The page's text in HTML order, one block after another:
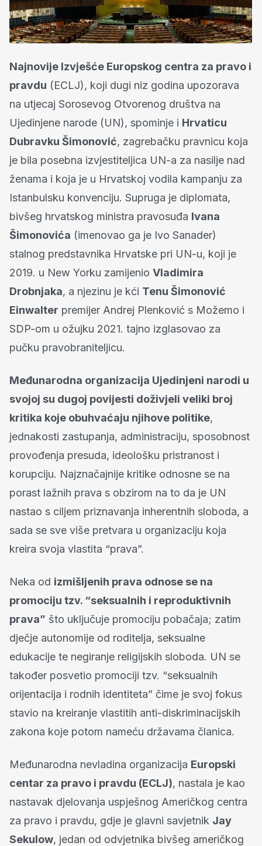
Najnovije Izvješće Europskog centra za pravo i
pravdu (ECLJ), koji dugi niz godina upozorava
na utjecaj Sorosevog Otvorenog društva na
Ujedinjene narode (UN), spominje i Hrvaticu
Dubravku Šimonović, zagrebačku pravnicu koja
je bila posebna izvjestiteljica UN-a za nasilje nad
ženama i koja je u Hrvatskoj vodila kampanju za
Istanbulsku konvenciju. Supruga je diplomata,
bivšeg hrvatskog ministra pravosuđa Ivana
Šimonovića (imenovao ga je Ivo Sanader)
stalnog predstavnika Hrvatske pri UN-u, koji je
2019. u New Yorku zamijenio Vladimira
Drobnjaka, a njezinu je kći Tenu Šimonović
Einwalter premijer Andrej Plenković s Možemo i
SDP-om u ožujku 2021. tajno izglasovao za
pučku pravobraniteljicu.
Međunarodna organizacija Ujedinjeni narodi u
svojoj su dugoj povijesti doživjeli veliki broj
kritika koje obuhvaćaju njihove politike,
jednakosti zastupanja, administraciju, sposobnost
provođenja presuda, ideološku pristranost i
korupciju. Najznačajnije kritike odnosne se na
porast lažnih prava s obzirom na to da je UN
nastao s ciljem priznavanja inherentnih sloboda, a
sada se sve više pretvara u organizaciju koja
kreira svoja vlastita “prava”.
Neka od izmišljenih prava odnose se na
promociju tzv. “seksualnih i reproduktivnih
prava” što uključuje promociju pobačaja; zatim
dječje autonomije od roditelja, seksualne
edukacije te negiranje religijskih sloboda. UN se
također posvetio promociji tzv. “seksualnih
orijentacija i rodnih identiteta” čime je svoj fokus
stavio na kreiranje vlastitih anti-diskriminacijskih
zakona koje potom nameću državama članica.
Međunarodna nevladina organizacija Europski
centar za pravo i pravdu (ECLJ), nastala je kao
nastavak djelovanja uspješnog Američkog centra
za pravo i pravdu, gdje je glavni savjetnik Jay
Sekulow, jedan od odvjetnika bivšeg američkog